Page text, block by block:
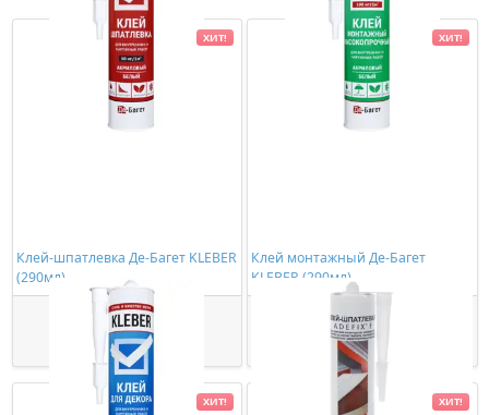
Клей-шпатлевка Де-Багет KLEBER
(290мл)
363,00 ₽/шт
Купить
ХИТ!
Клей монтажный Де-Багет
KLEBER (290мл)
534,00 ₽/шт
Купить
ХИТ!
ХИТ! ХИТ!